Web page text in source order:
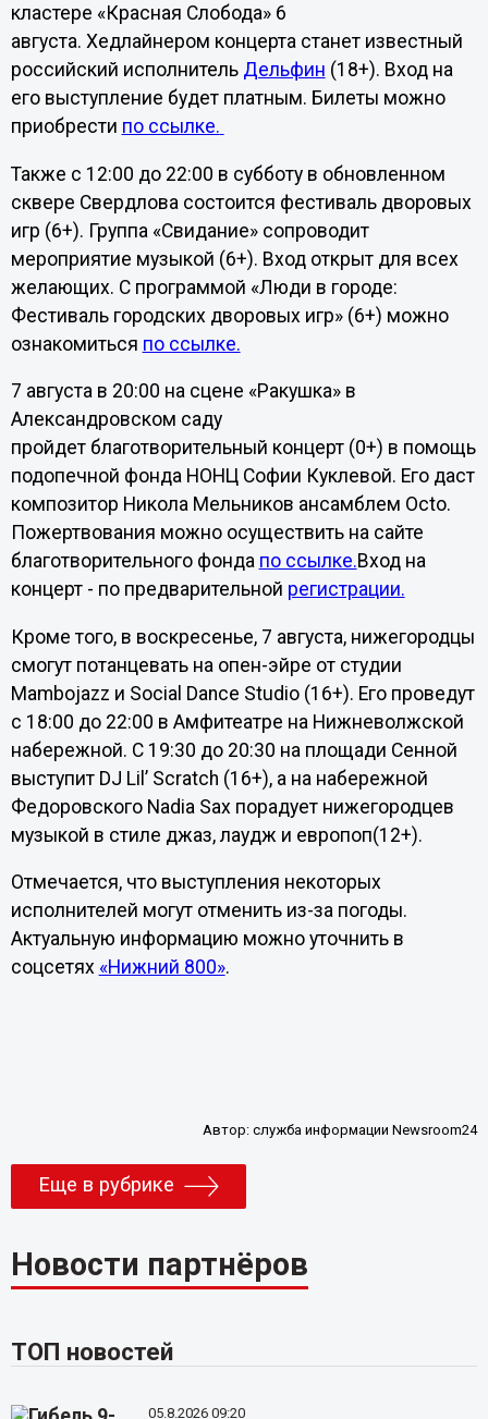
кластере «Красная Слобода» 6
августа. Хедлайнером концерта станет известный
российский исполнитель Дельфин (18+). Вход на
его выступление будет платным. Билеты можно
приобрести по ссылке.
Также с 12:00 до 22:00 в субботу в обновленном
сквере Свердлова состоится фестиваль дворовых
игр (6+). Группа «Свидание» сопроводит
мероприятие музыкой (6+). Вход открыт для всех
желающих. С программой «Люди в городе:
Фестиваль городских дворовых игр» (6+) можно
ознакомиться по ссылке.
7 августа в 20:00 на сцене «Ракушка» в
Александровском саду
пройдет благотворительный концерт (0+) в помощь
подопечной фонда НОНЦ Софии Куклевой. Его даст
композитор Никола Мельников ансамблем Octo.
Пожертвования можно осуществить на сайте
благотворительного фонда по ссылке.Вход на
концерт - по предварительной регистрации.
Кроме того, в воскресенье, 7 августа, нижегородцы
смогут потанцевать на опен-эйре от студии
Mambojazz и Social Dance Studio (16+). Его проведут
с 18:00 до 22:00 в Амфитеатре на Нижневолжской
набережной. С 19:30 до 20:30 на площади Сенной
выступит DJ Lil’ Scratch (16+), а на набережной
Федоровского Nadia Sax порадует нижегородцев
музыкой в стиле джаз, лаудж и европоп(12+).
Отмечается, что выступления некоторых
исполнителей могут отменить из-за погоды.
Актуальную информацию можно уточнить в
соцсетях «Нижний 800».
Автор:служба информации Newsroom24
Еще в рубрике
Новости партнёров
ТОП новостей
05.8.2026 09:20